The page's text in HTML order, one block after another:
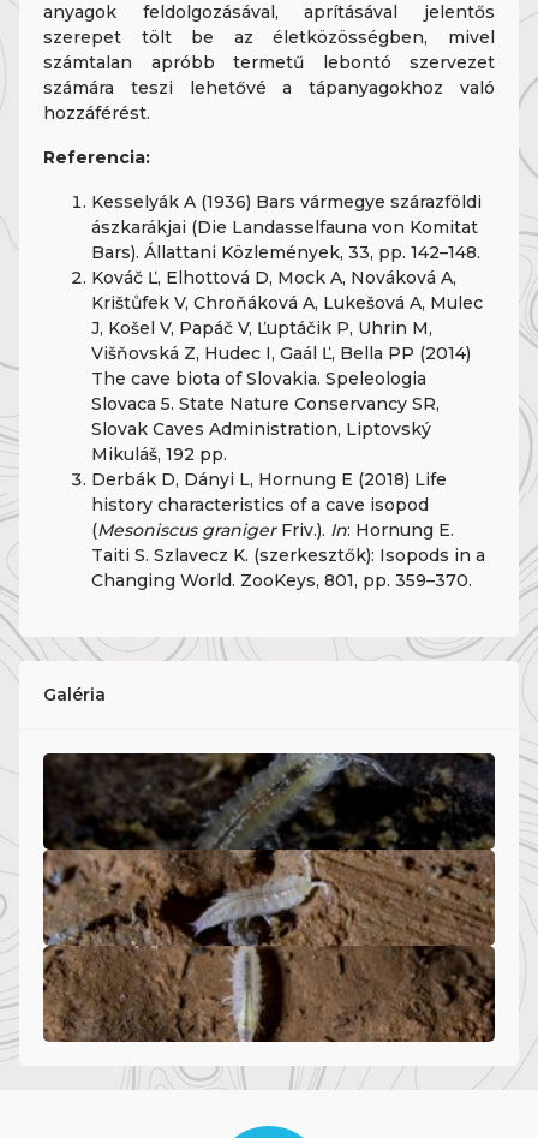
anyagok feldolgozásával, aprításával jelentős
szerepet tölt be az életközösségben, mivel
számtalan apróbb termetű lebontó szervezet
számára teszi lehetővé a tápanyagokhoz való
hozzáférést.
Referencia:
Kesselyák A (1936) Bars vármegye szárazföldi
ászkarákjai (Die Landasselfauna von Komitat
Bars). Állattani Közlemények, 33, pp. 142–148.
Kováč Ľ, Elhottová D, Mock A, Nováková A,
Krištůfek V, Chroňáková A, Lukešová A, Mulec
J, Košel V, Papáč V, Ľuptáčik P, Uhrin M,
Višňovská Z, Hudec I, Gaál Ľ, Bella PP (2014)
The cave biota of Slovakia. Speleologia
Slovaca 5. State Nature Conservancy SR,
Slovak Caves Administration, Liptovský
Mikuláš, 192 pp.
Derbák D, Dányi L, Hornung E (2018) Life
history characteristics of a cave isopod
(Mesoniscus granigerFriv.). In: Hornung E.
Taiti S. Szlavecz K. (szerkesztők): Isopods in a
Changing World. ZooKeys, 801, pp. 359–370.
Galéria